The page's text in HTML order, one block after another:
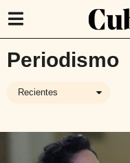
Periodismo
Recientes